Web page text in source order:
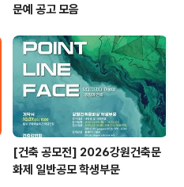
문예 공고 모음
[건축 공모전] 2026강원건축문
화제 일반공모 학생부문